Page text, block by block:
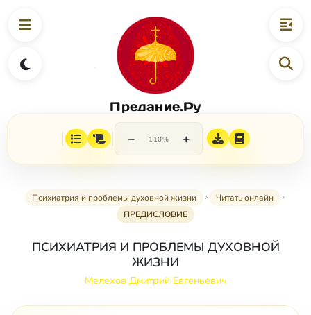
Предание.Ру
− 110% +
Психиатрия и проблемы духовной жизни
Читать онлайн
ПРЕДИСЛОВИЕ
ПСИХИАТРИЯ И ПРОБЛЕМЫ ДУХОВНОЙ
ЖИЗНИ
Мелехов Дмитрий Евгеньевич